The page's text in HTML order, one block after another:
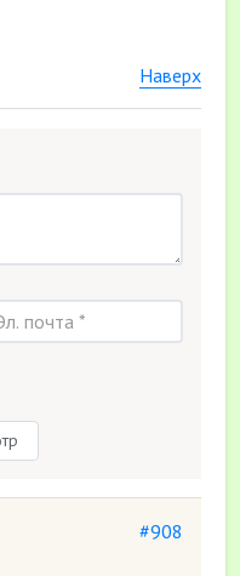
Наверх
#908